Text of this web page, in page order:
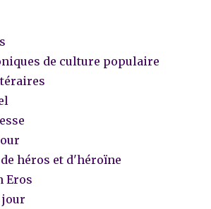
de culture populaire
héros et d'héroïne
Eros
jour